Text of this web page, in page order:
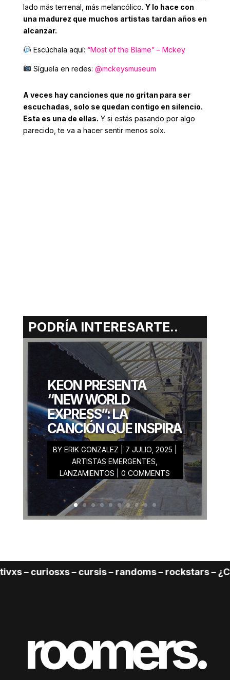
lado más terrenal, más melancólico. Y lo hace con
una madurez que muchos artistas tardan años en
alcanzar.
Escúchala aquí: “Most of the Blame” – Mckey
Síguela en redes: @mckeysmuseum
A veces hay canciones que no gritan para ser
escuchadas, solo se quedan contigo en silencio.
Esta es una de ellas. Y si estás pasando por algo
parecido, te va a hacer sentir menos solx.
GONZALEZ
JUNIO 10, 2025
PODRÍA INTERESARTE..
KEON PRESENTA
“NEW WORLD
EXPRESS”: LA
CANCIÓN QUE INSPIRA
BY ERIK GONZALEZ 7 JULIO, 2025
ARTISTAS EMERGENTES
LANZAMIENTOS | 0 COMMENTS
– cursis – randoms – rockstars – ¿Cuál
roomers.